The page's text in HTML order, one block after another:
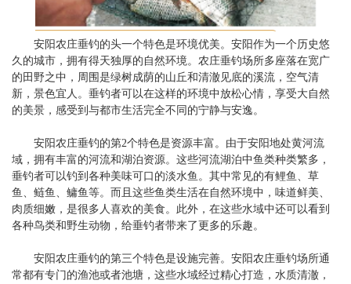
安阳农庄垂钓的头一个特色是环境优美。安阳作为一个历史悠
久的城市，拥有得天独厚的自然环境。农庄垂钓场所多座落在宽广
的田野之中，周围是绿树成荫的山丘和清澈见底的溪流，空气清
新，景色宜人。垂钓者可以在这样的环境中放松心情，享受大自然
的美景，感受到与都市生活完全不同的宁静与安逸。
安阳农庄垂钓的第2个特色是资源丰富。由于安阳地处黄河流
域，拥有丰富的河流和湖泊资源。这些河流湖泊中鱼类种类繁多，
垂钓者可以钓到各种美味可口的淡水鱼。其中常见的有鲤鱼、草
鱼、鲢鱼、鳙鱼等。而且这些鱼类生活在自然环境中，味道鲜美、
肉质细嫩，是很多人喜欢的美食。此外，在这些水域中还可以看到
各种鸟类和野生动物，给垂钓者带来了更多的乐趣。
安阳农庄垂钓的第三个特色是设施完善。安阳农庄垂钓场所通
常都有专门的渔池或者池塘，这些水域经过精心打造，水质清澈，